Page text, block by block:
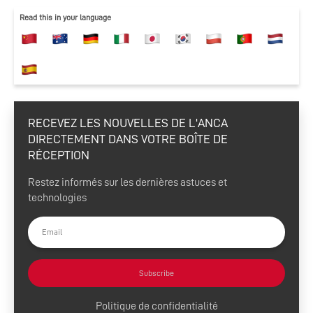
Read this in your language
RECEVEZ LES NOUVELLES DE L'ANCA
DIRECTEMENT DANS VOTRE BOÎTE DE
RÉCEPTION
Restez informés sur les dernières astuces et
technologies
Subscribe
Politique de confidentialité